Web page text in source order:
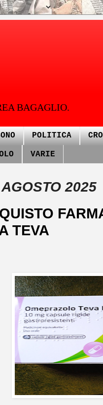
BAGAGLIO.
POLITICA
VARIE
2025
TEVA